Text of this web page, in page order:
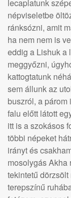
lecaplatunk
népviseletbe
ránksózni, amit
ha nem nem is
eddig a Lishuk a
meggyőzni,
kattogtatunk
sem állunk az
buszról, a
falu előtt látott
itt is a szokásos
többi népeket
irányt és
mosolygás Akha
tekintetű
terepszínű